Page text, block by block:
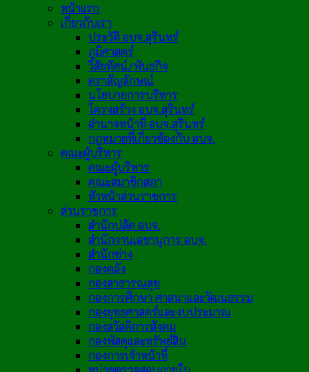
หน้าแรก
เกี่ยวกับเรา
ประวัติ อบจ.สุรินทร์
ภูมิศาสตร์
วิสัยทัศน์/พันธกิจ
ตราสัญลักษณ์
นโยบายการบริหาร
โครงสร้าง อบจ.สุรินทร์
อำนาจหน้าที่ อบจ.สุรินทร์
กฎหมายที่เกี่ยวข้องกับ อบจ.
คณะผู้บริหาร
คณะผู้บริหาร
คณะสมาชิกสภา
หัวหน้าส่วนราชการ
ส่วนราชการ
สำนักปลัด อบจ.
สำนักงานเลขานุการ อบจ.
สำนักช่าง
กองคลัง
กองสาธารณสุข
กองการศึกษา ศาสนาและวัฒนธรรม
กองยุทธศาสตร์และงบประมาณ
กองสวัสดิการสังคม
กองพัสดุและทรัพย์สิน
กองการเจ้าหน้าที่